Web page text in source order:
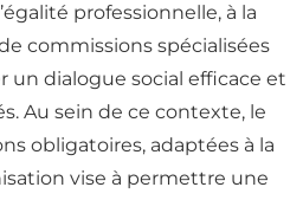
professionnelle, à la
commissions spécialisées
dialogue social efficace et
Au sein de ce contexte, le
obligatoires, adaptées à la
vise à permettre une